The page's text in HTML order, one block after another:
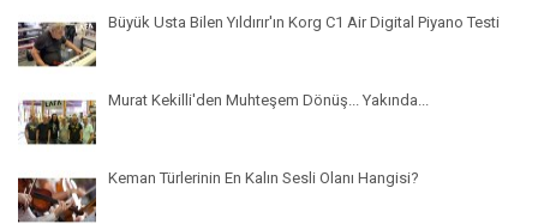
Büyük Usta Bilen Yıldırır'ın Korg C1 Air Digital Piyano Testi
Murat Kekilli'den Muhteşem Dönüş... Yakında...
Keman Türlerinin En Kalın Sesli Olanı Hangisi?